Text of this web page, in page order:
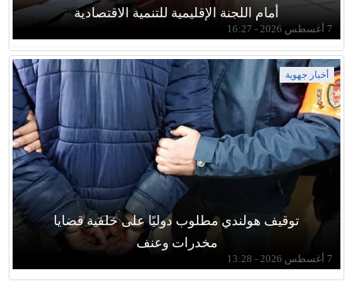
أمام اللجنة الإقليمية للتنمية الاقتصادية
7 أغسطس 2026 - 16:27
أخبار جهوية
توقيف هولندي مطلوب دوليًا على خلفية قضايا
مخدرات وعنف
7 أغسطس 2026 - 13:28